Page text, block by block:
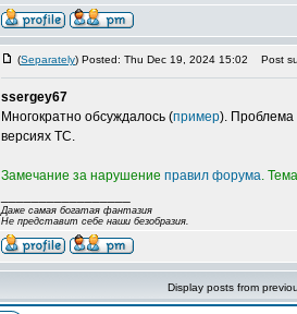
(Separately) Posted: Thu Dec 19, 2024 15:02 Post
ssergey67
Многократно обсуждалось (пример). Проблема
версиях TC.
Замечание за нарушение правил форума.
Даже самая богатая фантазия
Не представит себе наши безобразия.
Display posts from